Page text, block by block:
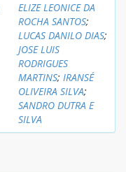
ELIZE LEONICE DA
ROCHA SANTOS;
LUCAS DANILO DIAS;
JOSE LUIS
RODRIGUES
MARTINS; IRANSÉ
OLIVEIRA SILVA;
SANDRO DUTRA E
SILVA